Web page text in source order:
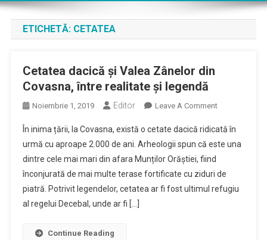
ETICHETĂ: CETATEA
Cetatea dacică și Valea Zânelor din
Covasna, între realitate și legendă
Noiembrie 1, 2019 Editor Leave A CommentOn
Dacică
Și
Zânelor
Din
În inima țării, la Covasna, există o cetate dacică ridicată în
urmă cu aproape 2.000 de ani. Arheologii spun că este una
dintre cele mai mari din afara Munților Orăștiei, fiind
înconjurată de mai multe terase fortificate cu ziduri de
piatră. Potrivit legendelor, cetatea ar fi fost ultimul refugiu
al regelui Decebal, unde ar fi […]
Continue Reading